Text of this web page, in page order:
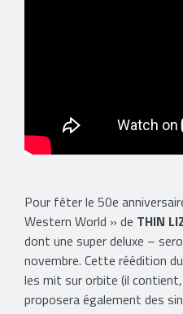
Pour fêter le 50e
Western World » de THIN
dont une super deluxe –
novembre. Cette réédition
les mit sur orbite (il
proposera également des